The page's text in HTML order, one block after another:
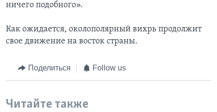
ничего подобного».
Как ожидается, околополярный вихрь продолжит
свое движение на восток страны.
Поделиться Follow us
Читайте также